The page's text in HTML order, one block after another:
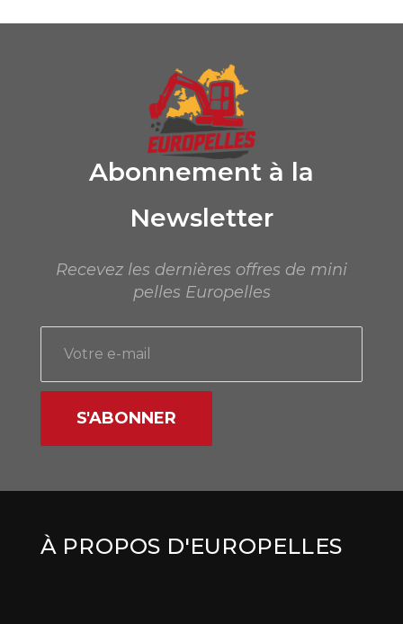
Abonnement à la
Newsletter
Recevez les dernières offres de mini
pelles Europelles
S'ABONNER
À PROPOS D'EUROPELLES